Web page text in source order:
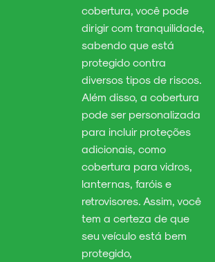
cobertura, você pode
dirigir com tranquilidade,
sabendo que está
protegido contra
diversos tipos de riscos.
Além disso, a cobertura
pode ser personalizada
para incluir proteções
adicionais, como
cobertura para vidros,
lanternas, faróis e
retrovisores. Assim, você
tem a certeza de que
seu veículo está bem
protegido,